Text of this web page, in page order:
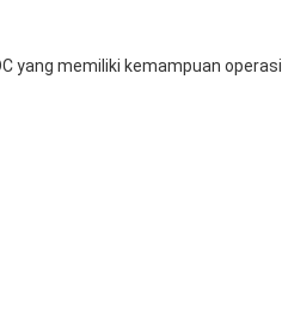
yang memiliki kemampuan operasi